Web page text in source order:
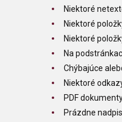
Niektoré
Niektoré
Niektoré
Na
Chýbajúce
Niektoré
PDF
Prázdne